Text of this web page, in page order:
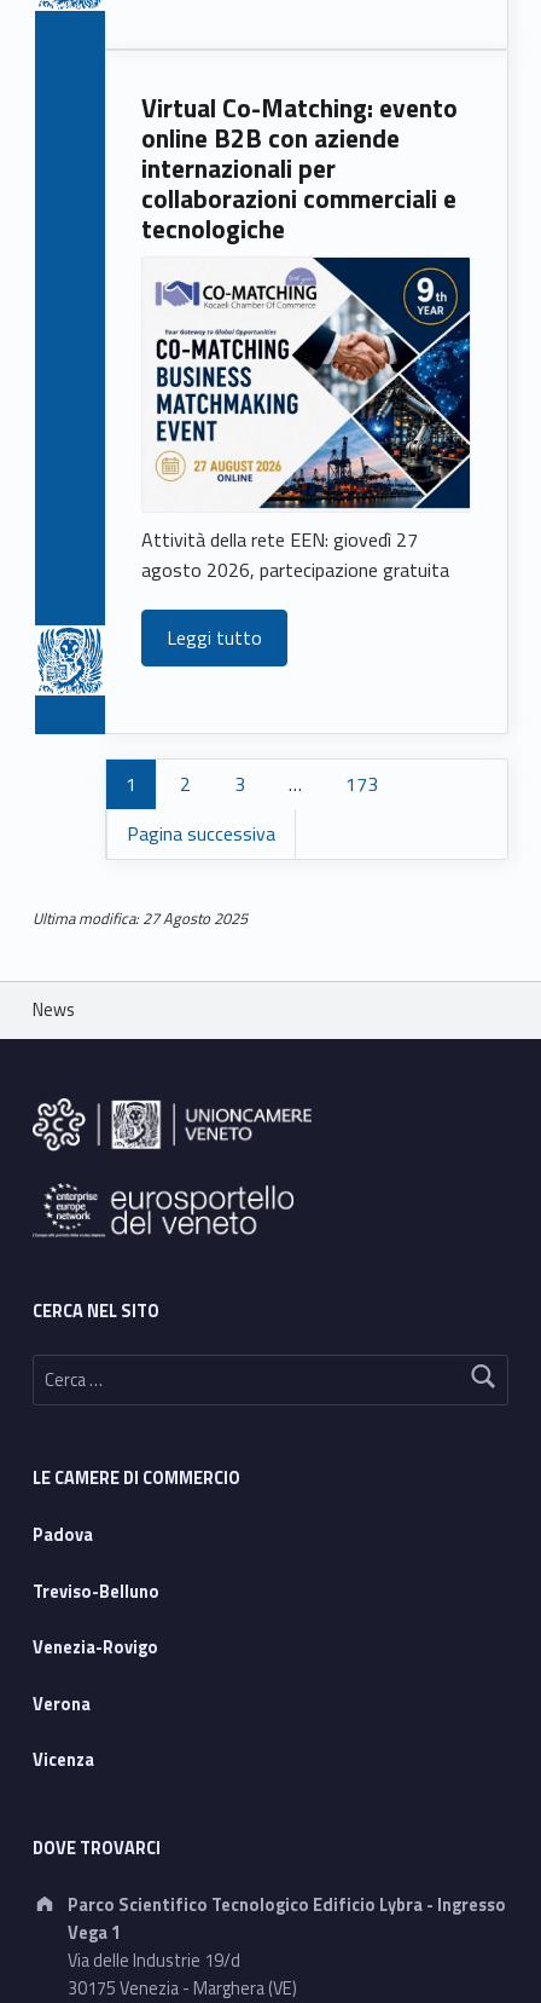
Virtual Co-Matching: evento
online B2B con aziende
internazionali per
collaborazioni commerciali e
tecnologiche
Attività della rete EEN: giovedì 27
agosto 2026, partecipazione gratuita
Leggi tutto
1 2 3 …
173
Pagina successiva
Ultima modifica: 27 Agosto 2025
Skip back to main navigation
Breadcrumbs navigation
News
CERCA NEL SITO
Ricerca per:
LE CAMERE DI COMMERCIO
Padova
Treviso-Belluno
Venezia-Rovigo
Verona
Vicenza
DOVE TROVARCI
Address:
Parco Scientifico Tecnologico Edificio Lybra - Ingresso
Vega 1
Via delle Industrie 19/d
30175 Venezia - Marghera (VE)